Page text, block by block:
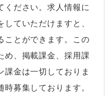
ください。求人情報に
ていただけますと、
ことができます。この
め、掲載課金、採用課
金は一切しておりま
募集しております。